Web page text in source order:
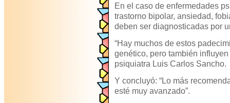
En el caso de enfermedades
trastorno bipolar, ansiedad,
deben ser diagnosticadas por
“Hay muchos de estos
genético, pero también
psiquiatra Luis Carlos Sancho.
Y concluyó: “Lo más
esté muy avanzado”.